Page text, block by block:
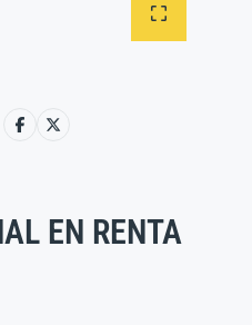
EN RENTA